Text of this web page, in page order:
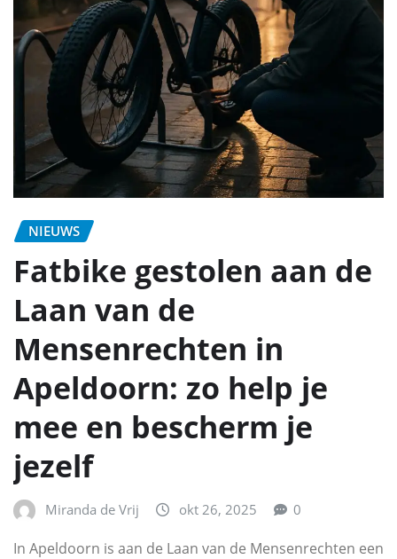
NIEUWS
Fatbike gestolen aan de
Laan van de
Mensenrechten in
Apeldoorn: zo help je
mee en bescherm je
jezelf
Miranda de Vrij okt 26, 2025 0
In Apeldoorn is aan de Laan van de Mensenrechten een